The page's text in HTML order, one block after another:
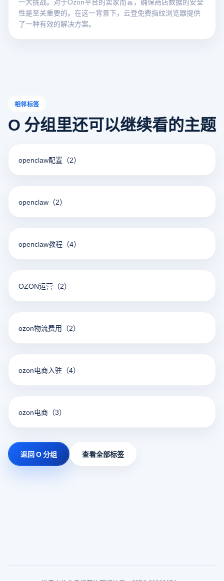
性是至关重要的。在这一背景下，云登免费指纹浏览器提供
了一种有效的解决方案。
相邻标签
O 分组里还可以继续看的主题
openclaw配置 （2）
openclaw （2）
openclaw教程 （4）
OZON运营 （2）
ozon物流费用 （2）
ozon电商入驻 （4）
ozon电商 （3）
返回 O 分组 查看全部标签